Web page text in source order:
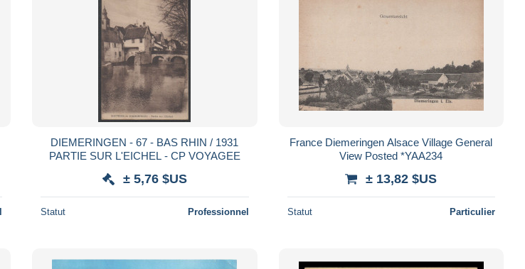
DIEMERINGEN - 67 - BAS RHIN / 1931
PARTIE SUR L'EICHEL - CP VOYAGEE
± 5,76 $US
Statut Professionnel
France Diemeringen Alsace Village General
View Posted *YAA234
± 13,82 $US
Statut Particulier